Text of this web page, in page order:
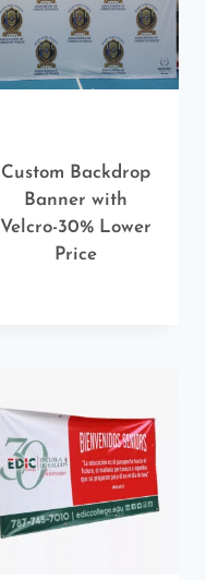
Custom Backdrop
Banner with
Velcro-30% Lower
Price